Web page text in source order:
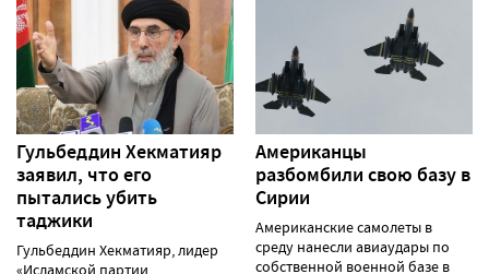
Гульбеддин Хекматияр
заявил, что его
пытались убить
таджики
Гульбеддин Хекматияр, лидер
«Исламской партии
Американцы
разбомбили свою базу в
Сирии
Американские самолеты в
среду нанесли авиаудары по
собственной военной базе в